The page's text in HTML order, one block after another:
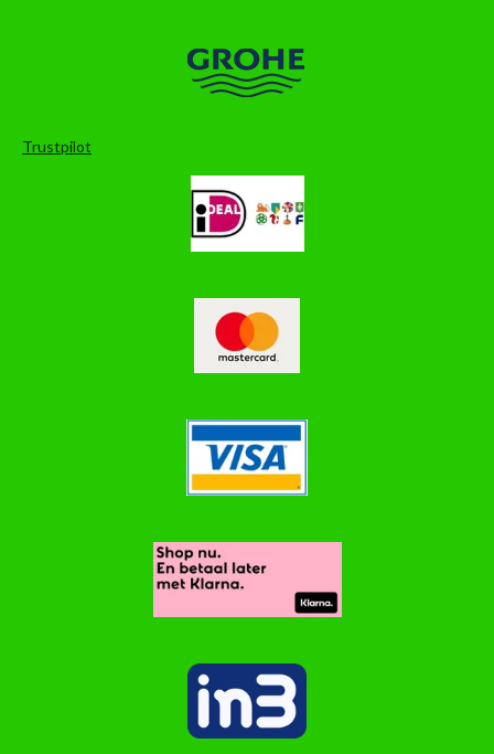
Trustpilot